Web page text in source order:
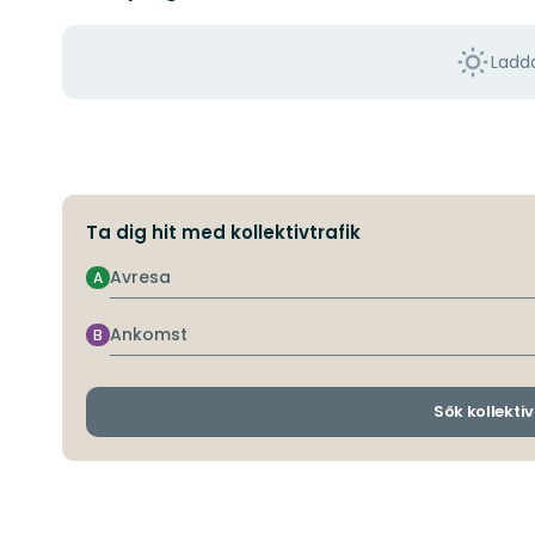
Ta dig hit med kollektivtrafik
Avresa
A
Ankomst
B
Sök